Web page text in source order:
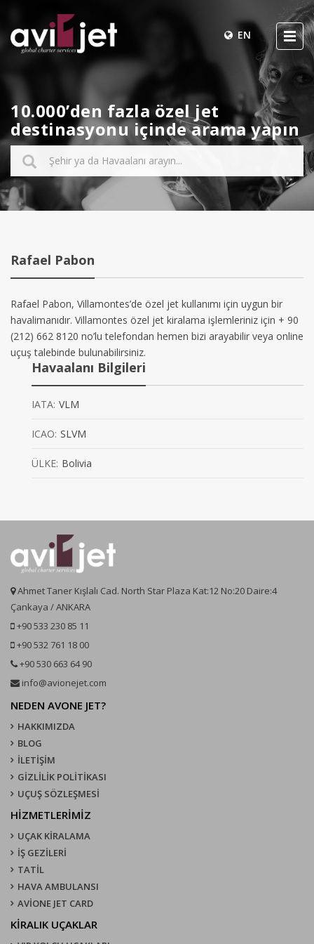
EN
10.000’den fazla özel jet
destinasyonu içinde arama yapın
Rafael Pabon
Rafael Pabon, Villamontes’de özel jet kullanımı için uygun bir
havalimanıdır. Villamontes özel jet kiralama işlemleriniz için + 90
(212) 662 8120 no’lu telefondan hemen bizi arayabilir veya online
uçuş talebinde bulunabilirsiniz.
Havaalanı Bilgileri
IATA: VLM
ICAO: SLVM
ÜLKE: Bolivia
Ahmet Taner Kışlalı Cad. North Star Plaza Kat:12 No:20 Daire:4
Çankaya / ANKARA
+90 533 230 85 11
+90 532 761 18 00
+90 530 663 64 90
info@avionejet.com
NEDEN AVONE JET?
HAKKIMIZDA
BLOG
İLETİŞİM
GİZLİLİK POLİTİKASI
UÇUŞ SÖZLEŞMESI
HİZMETLERİMİZ
UÇAK KIRALAMA
İŞ GEZİLERİ
TATİL
HAVA AMBULANSI
AVİONE JET CARD
KIRALIK UÇAKLAR